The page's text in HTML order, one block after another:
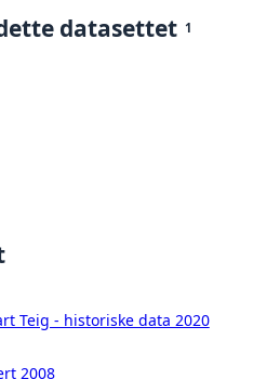
datasettet 1
Teig - historiske data 2020
2008